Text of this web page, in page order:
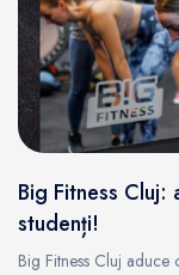
Big Fitness Cluj:
studenți!
Big Fitness Cluj aduce